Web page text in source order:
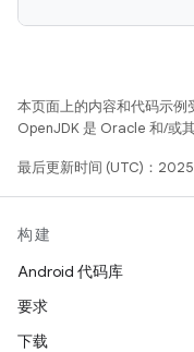
本页面上的内容和代码示例
OpenJDK 是 Oracle 和/或
最后更新时间 (UTC)：
构建
Android 代码库
要求
下载